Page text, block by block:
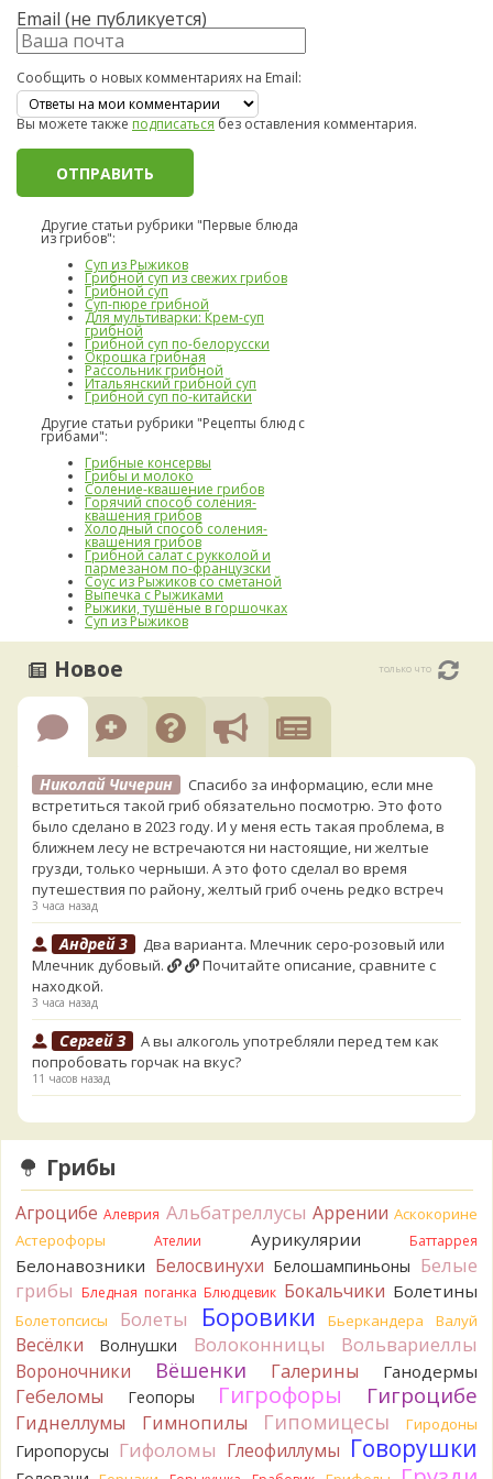
Email (не публикуется)
Сообщить о новых комментариях на Email:
Вы можете такжеподписатьсябез оставления комментария.
Другие статьи рубрики "Первые блюда
из грибов":
Суп из Рыжиков
Грибной суп из свежих грибов
Грибной суп
Суп-пюре грибной
Для мультиварки: Крем-суп
грибной
Грибной суп по-белорусски
Окрошка грибная
Рассольник грибной
Итальянский грибной суп
Грибной суп по-китайски
Другие статьи рубрики "Рецепты блюд с
грибами":
Грибные консервы
Грибы и молоко
Соление-квашение грибов
Горячий способ соления-
квашения грибов
Холодный способ соления-
квашения грибов
Грибной салат с рукколой и
пармезаном по-французски
Соус из Рыжиков со сметаной
Выпечка с Рыжиками
Рыжики, тушёные в горшочках
Суп из Рыжиков
Новое только что
Николай Чичерин
Спасибо за информацию, если мне
встретиться такой гриб обязательно посмотрю. Это фото
было сделано в 2023 году. И у меня есть такая проблема, в
ближнем лесу не встречаются ни настоящие, ни желтые
грузди, только черныши. А это фото сделал во время
путешествия по району, желтый гриб очень редко встреч
3 часа назад
Андрей 3
Два варианта. Млечник серо-розовый или
Млечник дубовый.
Почитайте описание, сравните с
находкой.
3 часа назад
Сергей З
А вы алкоголь употребляли перед тем как
попробовать горчак на вкус?
11 часов назад
лизнул, и пожевал, но горечи не почувствовал. Супруга
лизнула - ей горький, как таблетка. Детям тоже не горький.
То что это именно горчак сомнений нет. Но вот такие
индивидуальные вкусовые особенности.)Гриб, конечно,
выкинули.
16 часов назад
Verona Говорушка булавоногая могла бы вырасти...
16 часов назад
Misha35 Спасибо!!!
17 часов назад
Вот как раз зонтика пестрого там
точно нет! P.S. Вячеслав, мы ждём ваших подтверждений
насчёт того, что на разных фото не один и тот же гриб. Они
и по виду разные, а не просто разные экземпляры. Но
Грибы
Агроцибе Алеврия Альбатреллусы Аррении Аскокорине
Астерофоры
Ателии Аурикулярии Баттаррея
Белонавозники Белосвинухи Белошампиньоны Белые
грибы Бледная поганка Блюдцевик Бокальчики Болетины
Болетопсисы Болеты Боровики Бьеркандера Валуй
Весёлки Волнушки Волоконницы Вольвариеллы
Вороночники Вёшенки Галерины Ганодермы
Гебеломы Геопоры Гигрофоры Гигроцибе
Гиднеллумы Гимнопилы Гипомицесы Гиродоны
Гиропорусы Гифоломы Глеофиллумы Говорушки